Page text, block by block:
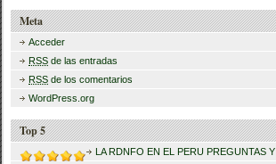
Meta
Acceder
RSS de las entradas
RSS de los comentarios
WordPress.org
Top 5
LA RDNFO EN EL PERU PREGUNTAS